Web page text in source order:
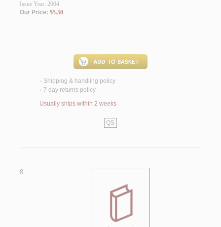
Issue Year: 2004
Our Price: $5.50
< Shipping & handling policy
< 7 day returns policy
Usually ships within 2 weeks
QS
8.